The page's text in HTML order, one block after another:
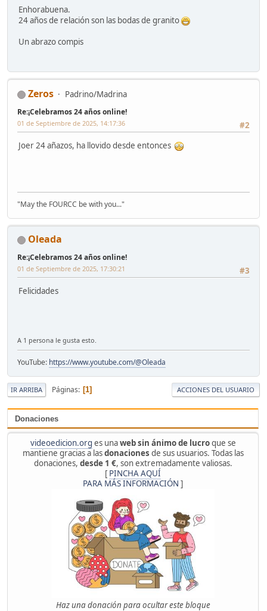
Donaciones
videoedicion.org es unaweb sin ánimo de lucroque se
mantiene gracias a lasdonaciones de sus usuarios. Todas las
donaciones, desde 1 €, son extremadamente valiosas.
[ PINCHA AQUÍ
PARA MÁS INFORMACIÓN ]
Haz una donación para ocultar este bloque
Enhorabuena.
24 años de relación son las bodas de granito
Un abrazo compis
Zeros Padrino/Madrina
Re:¡Celebramos 24 años online!
#2
01 de Septiembre de 2025, 14:17:36
Joer 24 añazos, ha llovido desde entonces
"May the FOURCC be with you..."
Oleada
Re:¡Celebramos 24 años online!
#3
01 de Septiembre de 2025, 17:30:21
Felicidades
A 1 persona le gusta esto.
YouTube: https://www.youtube.com/@Oleada
IR ARRIBA Páginas 1 ACCIONES DEL USUARIO